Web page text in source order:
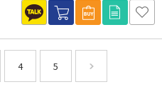
4 5